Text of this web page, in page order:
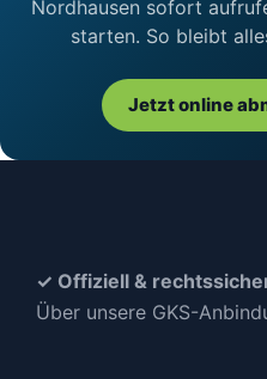
Nordhausen sofort
starten. So bleibt
Jetzt online
✓ Offiziell &
Über unsere GKS-